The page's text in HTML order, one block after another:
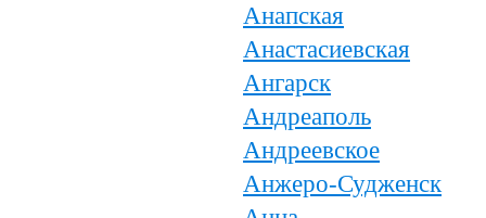
Анапская
Анастасиевская
Ангарск
Андреаполь
Андреевское
Анжеро-Судженск